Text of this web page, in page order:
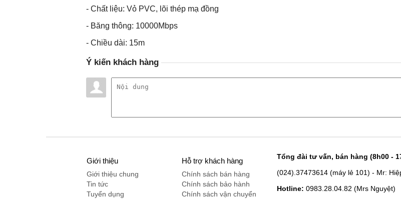
- Chất liệu: Vỏ PVC, lõi thép mạ đồng
- Băng thông: 10000Mbps
- Chiều dài: 15m
Ý kiến khách hàng
Giới thiệu
Giới thiệu chung
Tin tức
Tuyển dụng
Hỗ trợ khách hàng
Chính sách bán hàng
Chính sách bảo hành
Chính sách vận chuyển
Tổng đài tư vấn, bán hàng (8h00 -
(024).37473614 (máy lẻ 101) - Mr:
Hotline: 0983.28.04.82 (Mrs Nguyệt)